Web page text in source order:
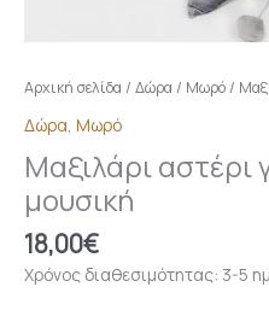
Αρχική σελίδα / Δώρα / Μωρό /
Δώρα, Μωρό
Μαξιλάρι αστέρι
μουσική
18,00€
Χρόνος διαθεσιμότητας: 3-5